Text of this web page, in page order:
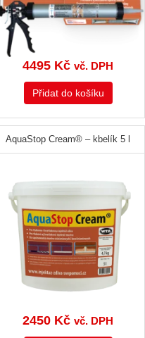
4495 Kč vč. DPH
Přidat do košíku
AquaStop Cream® – kbelík 5 l
2450 Kč vč. DPH